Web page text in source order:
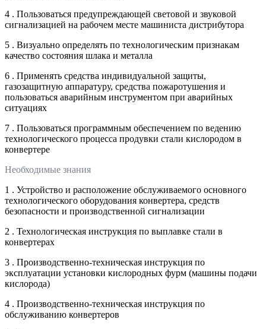
4 . Пользоваться предупреждающей световой и звуковой
сигнализацией на рабочем месте машиниста дистрибутора
5 . Визуально определять по технологическим признакам
качество состояния шлака и металла
6 . Применять средства индивидуальной защиты,
газозащитную аппаратуру, средства пожаротушения и
пользоваться аварийным инструментом при аварийных
ситуациях
7 . Пользоваться программным обеспечением по ведению
технологического процесса продувки стали кислородом в
конвертере
Необходимые знания
1 . Устройство и расположение обслуживаемого основного
технологического оборудования конвертера, средств
безопасности и производственной сигнализации
2 . Технологическая инструкция по выплавке стали в
конвертерах
3 . Производственно-техническая инструкция по
эксплуатации установки кислородных фурм (машины подачи
кислорода)
4 . Производственно-техническая инструкция по
обслуживанию конвертеров